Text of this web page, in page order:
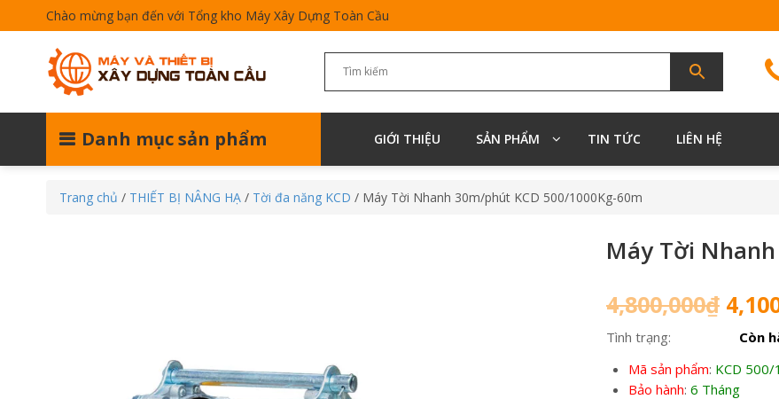
Chào mừng bạn đến với Tổng kho Máy Xây Dựng Toàn Cầu
Danh mục sản phẩm GIỚI THIỆU SẢN PHẨM TIN TỨC LIÊN HỆ
Trang chủ / THIẾT BỊ NÂNG HẠ / Tời đa năng KCD / Máy Tời Nhanh 30m/phút KCD 500/1000Kg-60m
Máy Tời
4,800,000₫ Giá
gốc
là:
Tình trạng:
Còn
Mã sản phẩm: KCD
Bảo hành: 6 Tháng